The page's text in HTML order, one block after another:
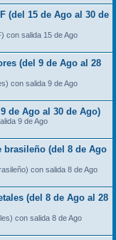
(del 15 de Ago al 30 de
con salida 15 de Ago
(del 9 de Ago al 28
con salida 9 de Ago
de Ago al 30 de Ago)
9 de Ago
brasileño (del 8 de Ago
con salida 8 de Ago
(del 8 de Ago al 28
con salida 8 de Ago